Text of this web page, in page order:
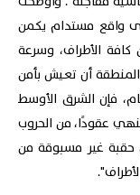
واقع مستدام يكمن
الأطراف، وسرعة
أن تعيش بأمن
فإن الشرق الأوسط
عقودًا، من الحروب
حقبة غير مسبوقة من